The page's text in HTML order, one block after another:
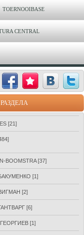
TOERNOOIBASE
CENTRAL
[21]
BOOMSTRA [37]
[1]
[2]
[6]
[1]